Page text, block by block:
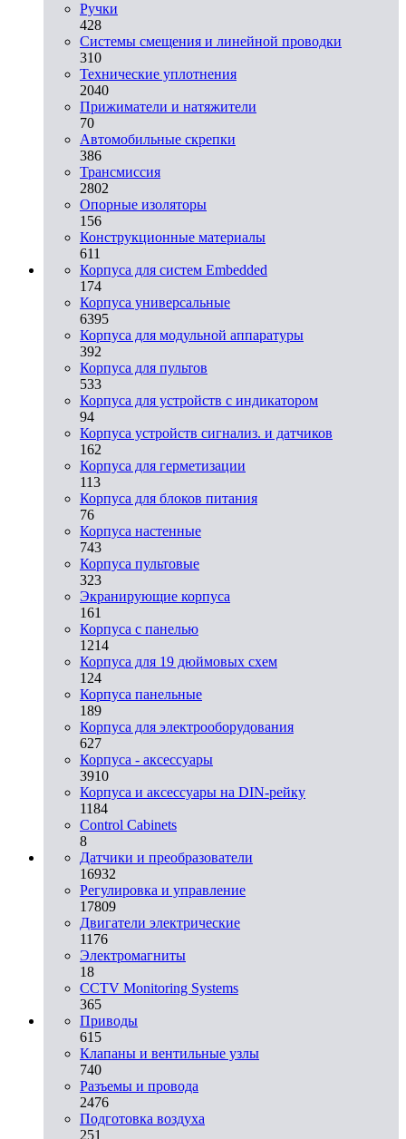
Ручки
428
Системы смещения и линейной проводки
310
Технические уплотнения
2040
Прижиматели и натяжители
70
Автомобильные скрепки
386
Трансмиссия
2802
Опорные изоляторы
156
Конструкционные материалы
611
Корпуса для систем Embedded
174
Корпуса универсальные
6395
Корпуса для модульной аппаратуры
392
Корпуса для пультов
533
Корпуса для устройств с индикатором
94
Корпуса устройств сигнализ. и датчиков
162
Корпуса для герметизации
113
Корпуса для блоков питания
76
Корпуса настенные
743
Корпуса пультовые
323
Экранирующие корпуса
161
Корпуса с панелью
1214
Корпуса для 19 дюймовых схем
124
Корпуса панельные
189
Корпуса для электрооборудования
627
Корпуса - аксессуары
3910
Корпуса и аксессуары на DIN-рейку
1184
Control Cabinets
8
Датчики и преобразователи
16932
Регулировка и управление
17809
Двигатели электрические
1176
Электромагниты
18
CCTV Monitoring Systems
365
Приводы
615
Клапаны и вентильные узлы
740
Разъемы и провода
2476
Подготовка воздуха
251